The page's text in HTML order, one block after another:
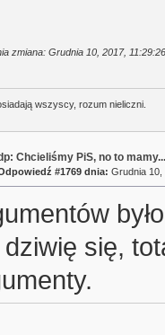
zmiana: Grudnia 10, 2017,
wszyscy, rozum nieliczni.
Chcieliśmy PiS, no to
#1769 dnia: Grudnia 10,
dziwię się,